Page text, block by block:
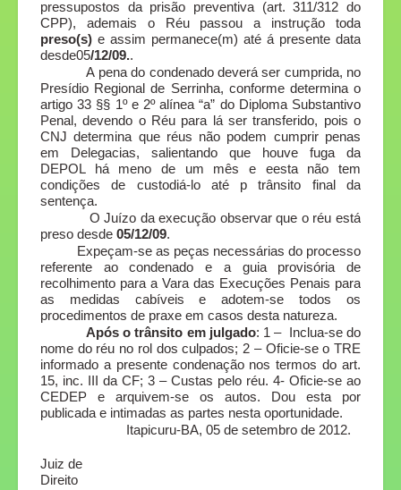
pressupostos da prisão preventiva (art. 311/312 do
CPP), ademais o Réu passou a instrução toda
preso(s) e assim permanece(m) até á presente data
desde05/12/09..
A pena do condenado deverá ser cumprida, no
Presídio Regional de Serrinha, conforme determina o
artigo 33 §§ 1º e 2º alínea “a” do Diploma Substantivo
Penal, devendo o Réu para lá ser transferido, pois o
CNJ determina que réus não podem cumprir penas
em Delegacias, salientando que houve fuga da
DEPOL há meno de um mês e eesta não tem
condições de custodiá-lo até p trânsito final da
sentença.
O Juízo da execução observar que o réu está
preso desde 05/12/09.
Expeçam-se as peças necessárias do processo
referente ao condenado e a guia provisória de
recolhimento para a Vara das Execuções Penais para
as medidas cabíveis e adotem-se todos os
procedimentos de praxe em casos desta natureza.
Após o trânsito em julgado: 1 – Inclua-se do
nome do réu no rol dos culpados; 2 – Oficie-se o TRE
informado a presente condenação nos termos do art.
15, inc. III da CF; 3 – Custas pelo réu. 4- Oficie-se ao
CEDEP e arquivem-se os autos. Dou esta por
publicada e intimadas as partes nesta oportunidade.
Itapicuru-BA, 05 de setembro de 2012.
Juiz de
Direito